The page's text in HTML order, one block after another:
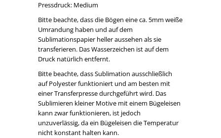
Pressdruck: Medium
Bitte beachte, dass die Bögen eine ca. 5mm weiße
Umrandung haben und auf dem
Sublimationspapier heller aussehen als sie
transferieren. Das Wasserzeichen ist auf dem
Druck natürlich entfernt.
Bitte beachte, dass Sublimation ausschließlich
auf Polyester funktioniert und am besten mit
einer Transferpresse durchgeführt wird. Das
Sublimieren kleiner Motive mit einem Bügeleisen
kann zwar funktionieren, ist jedoch
unzuverlässig, da ein Bügeleisen die Temperatur
nicht konstant halten kann.